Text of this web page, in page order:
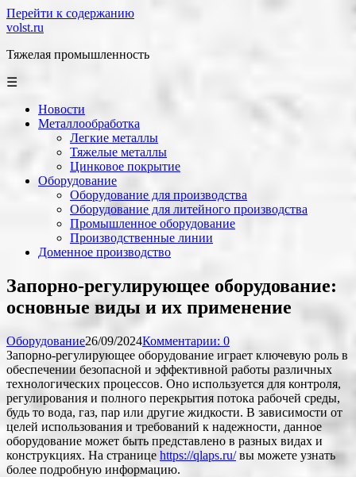
Перейти к содержанию
volst.ru
Тяжелая промышленность
☰
Новости
Металлообработка
Легкие металлы
Тяжелые металлы
Цинковое покрытие
Оборудование
Оборудование для производства
Оборудование для литейного производства
Промышленное оборудование
Производственные линии
Доменное производство
Запорно-регулирующее оборудование:
основные виды и их применение
Оборудование26/09/2024Комментарии: 0
Запорно-регулирующее оборудование играет ключевую роль в
обеспечении безопасной и эффективной работы различных
технологических процессов. Оно используется для контроля,
регулирования и полного перекрытия потока рабочей среды,
будь то вода, газ, пар или другие жидкости. В зависимости от
целей использования и требований к надежности, данное
оборудование может быть представлено в разных видах и
конструкциях. На странице https://qlaps.ru/вы можете узнать
более подробную информацию.